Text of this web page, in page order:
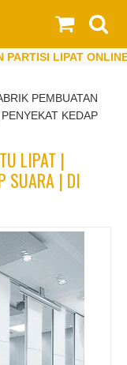
LIPAT ONLINE
PEMBUATAN
KEDAP
LIPAT |
SUARA | DI